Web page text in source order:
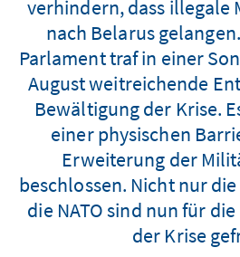
verhindern, dass illegale
nach Belarus
Parlament traf in einer
August weitreichende
Bewältigung der Krise.
einer physischen
Erweiterung der
beschlossen. Nicht nur
die NATO sind nun für
der Krise